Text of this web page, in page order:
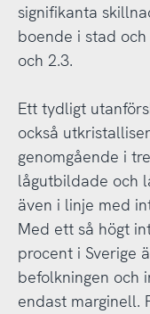
signifikanta
boende i stad
och 2.3.
Ett tydligt
också
genomgående i
lågutbildade och
även i linje med
Med ett så högt
procent i Sverige
befolkningen och
endast marginell.